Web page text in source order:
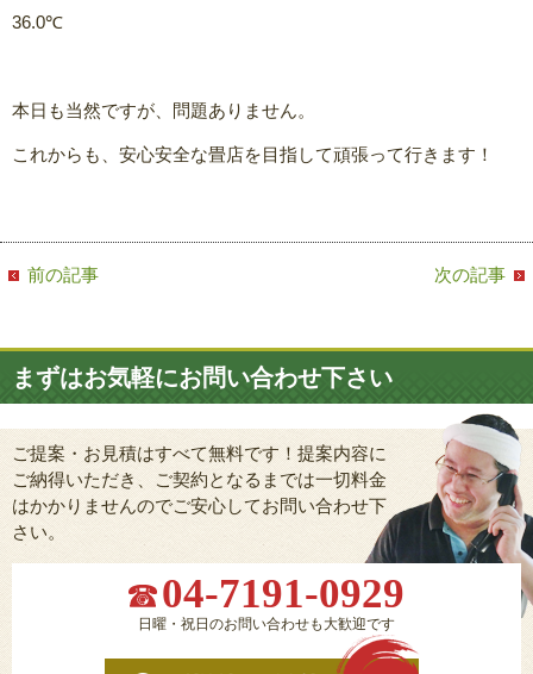
36.0℃
本日も当然ですが、問題ありません。
これからも、安心安全な畳店を目指して頑張って行きます！
前の記事 次の記事
まずはお気軽にお問い合わせ下さい
ご提案・お見積はすべて無料です！提案内容に
ご納得いただき、ご契約となるまでは一切料金
はかかりませんのでご安心してお問い合わせ下
さい。
04-7191-0929
日曜・祝日のお問い合わせも大歓迎です